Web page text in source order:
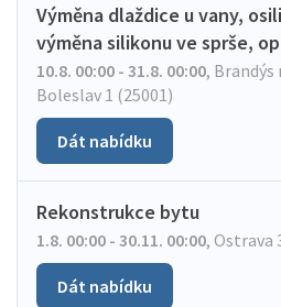
Výměna dlaždice u vany,
výměna silikonu ve sprše,
10.8. 00:00 - 31.8. 00:00, Brandýs
Boleslav 1 (25001)
Dát nabídku
Rekonstrukce bytu
1.8. 00:00 - 30.11. 00:00, Ostrava
Dát nabídku